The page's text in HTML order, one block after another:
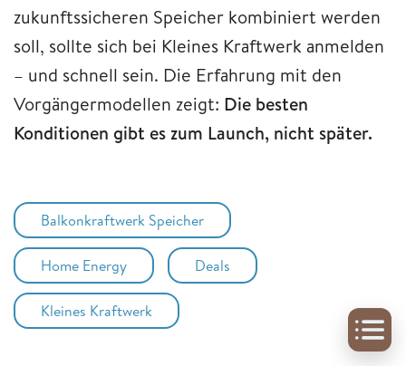
zukunftssicheren Speicher kombiniert werden
soll, sollte sich bei Kleines Kraftwerk anmelden
– und schnell sein. Die Erfahrung mit den
Vorgängermodellen zeigt: Die besten
Konditionen gibt es zum Launch, nicht später.
Balkonkraftwerk Speicher
Home Energy Deals
Kleines Kraftwerk